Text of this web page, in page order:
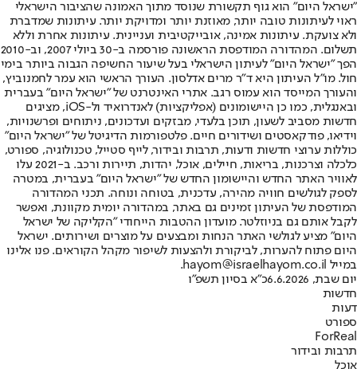
"ישראל היום" הוא גוף תקשורת שנוסד מתוך האמונה שהציבור הישראלי
ראוי לעיתונות טובה יותר, מאוזנת יותר ומדויקת יותר. עיתונות שמדברת
ולא צועקת. עיתונות אמינה, אובייקטיבית ועניינית. עיתונות אחרת וללא
תשלום. המהדורה המודפסת הראשונה פורסמה ב-30 ביולי 2007, וב-2010
הפך "ישראל היום" לעיתון הישראלי בעל שיעור החשיפה הגבוה ביותר בימי
חול. מו"ל העיתון היא ד"ר מרים אדלסון. העורך הראשי הוא עמר לחמנוביץ,
והעורך המייסד הוא עמוס רגב. אתרי האינטרנט של "ישראל היום" בעברית
ובאנגלית, כמו כן היישומונים (אפליקציות) לאנדרואיד ול-iOS, מציגים
חדשות מסביב לשעון, תוכן בלעדי, מבזקים ועדכונים, ניתוחים ופרשנויות,
וידיאו, פודקאסטים ושידורים חיים. פלטפורמות הדיגיטל של "ישראל היום"
כוללות ערוצי חדשות ודעות, תרבות ובידור, לייף סטייל, טכנולוגיה, ספורט,
כלכלה וצרכנות, בריאות, חיילים, אוכל, יהדות, תיירות ורכב. ב-2021 עלו
לאוויר האתר החדש והיישומון החדש של "ישראל היום" בעברית, במטרה
לספק לגולשים חוויה מהירה, עדכנית, בטוחה ונוחה. תכני המהדורה
המודפסת של העיתון זמינים גם באתר, במהדורה יומית מקוונת, ואפשר
לקבל אותם גם בניוזלטר. מועדון ההטבות הייחודי "הקליקה של ישראל
היום" מציע לגולשי האתר הנחות ומבצעים על מוצרים ושירותים. ישראל
היום פתוח להערות, לביקורת ולהצעות לשיפור מקהל הקוראים. פנו אלינו
במייל hayom@israelhayom.co.il.
יום שבת, 6.6.2026
כ"א בסיון תשפ"ו
חדשות
דעות
ספורט
ForReal
תרבות ובידור
אוכל